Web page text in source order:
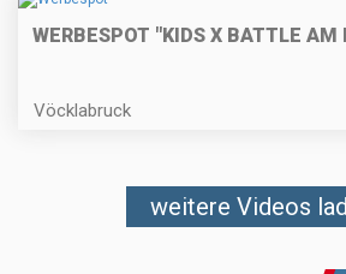
WERBESPOT "KIDS X BATTLE AM
Vöcklabruck
weitere Videos